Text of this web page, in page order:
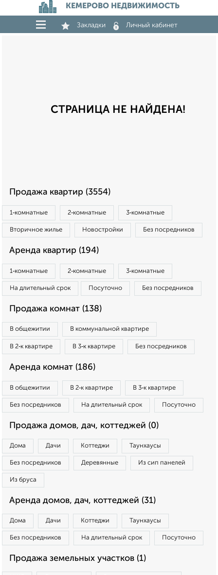
КЕМЕРОВО НЕДВИЖИМОСТЬ
Закладки Личный кабинет
СТРАНИЦА НЕ НАЙДЕНА!
Продажа квартир (3554)
1‑комнатные 2‑комнатные 3‑комнатные
Вторичное жилье Новостройки Без посредников
Аренда квартир (194)
1‑комнатные 2‑комнатные 3‑комнатные
На длительный срок Посуточно Без посредников
Продажа комнат (138)
В общежитии В коммунальной квартире
В 2‑к квартире В 3‑к квартире Без посредников
Аренда комнат (186)
В общежитии В 2‑к квартире В 3‑к квартире
Без посредников На длительный срок Посуточно
Продажа домов, дач, коттеджей (0)
Дома Дачи Коттеджи Таунхаусы
Без посредников Деревянные Из сип панелей
Из бруса
Аренда домов, дач, коттеджей (31)
Дома Дачи Коттеджи Таунхаусы
Без посредников На длительный срок Посуточно
Продажа земельных участков (1)